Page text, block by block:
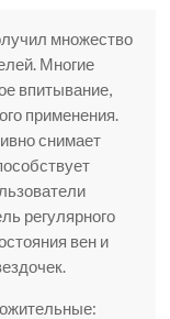
множество
Многие
впитывание,
применения.
снимает
регулярного
вен и